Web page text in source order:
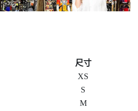
尺寸
XS
S
M